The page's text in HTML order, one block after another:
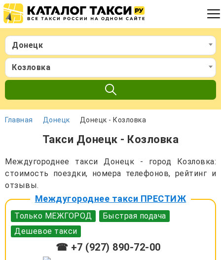
Донецк
Козловка
Главная Донецк Донецк - Козловка
Такси Донецк - Козловка
Междугороднее такси Донецк - город Козловка:
стоимость поездки, номера телефонов, рейтинг и
отзывы.
Междугороднее такси ПРЕСТИЖ
Только МЕЖГОРОД
Быстрая подача
Дешевое такси
☎ +7 (927) 890-72-00